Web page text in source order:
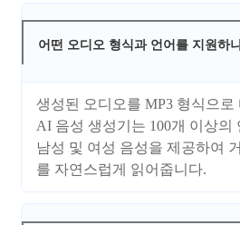
어떤 오디오 형식과 언어를 지원하
생성된 오디오를 MP3 형식으
AI 음성 생성기는 100개 이상의
남성 및 여성 음성을 제공하여
를 자연스럽게 읽어줍니다.